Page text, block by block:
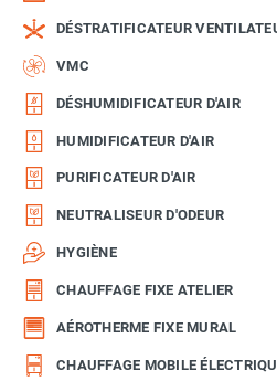
DÉSTRATIFICATEUR
VMC
DÉSHUMIDIFICATEUR D'AIR
HUMIDIFICATEUR D'AIR
PURIFICATEUR D'AIR
NEUTRALISEUR D'ODEUR
HYGIÈNE
CHAUFFAGE FIXE ATELIER
AÉROTHERME FIXE MURAL
CHAUFFAGE MOBILE